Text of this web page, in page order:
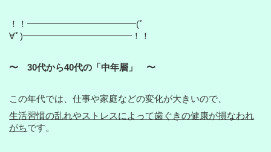
！！━━━━━━━━━━━━(ﾟ
∀ﾟ)━━━━━━━━━━━━！！
〜 30代から40代の「中年層」 〜
この年代では、仕事や家庭などの変化が大きいので、
生活習慣の乱れやストレスによって歯ぐきの健康が損なわれ
がちです。